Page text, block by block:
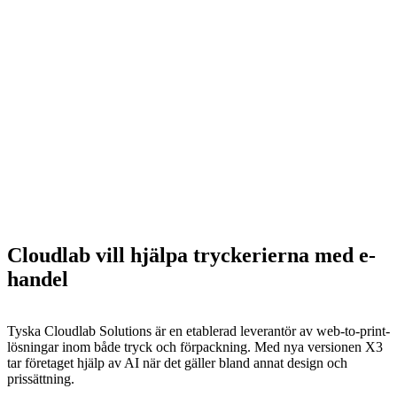
Cloudlab vill hjälpa tryckerierna med e-
handel
Tyska Cloudlab Solutions är en etablerad leverantör av web-to-print-
lösningar inom både tryck och förpackning. Med nya versionen X3
tar företaget hjälp av AI när det gäller bland annat design och
prissättning.